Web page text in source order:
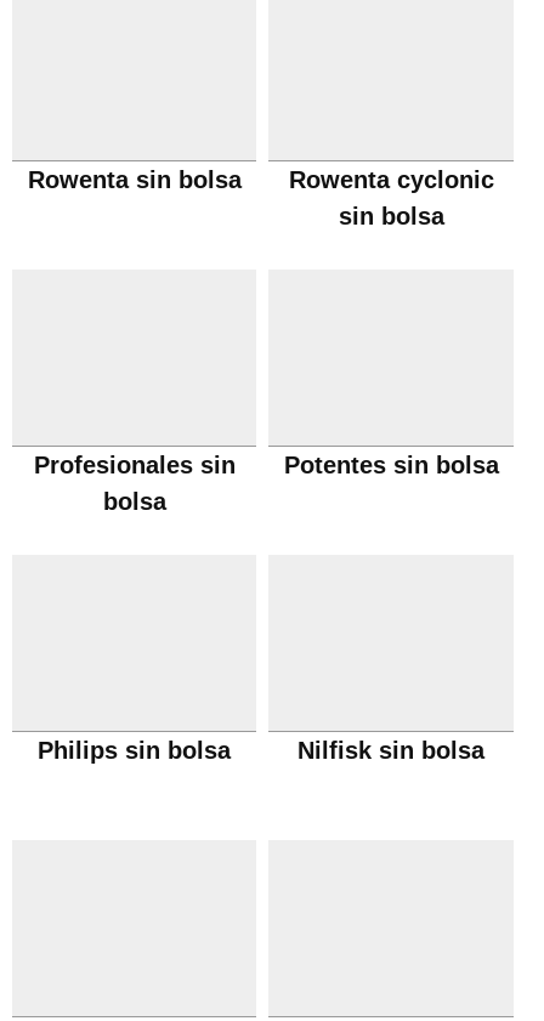
Rowenta sin bolsa
Rowenta cyclonic
sin bolsa
Profesionales sin
bolsa
Potentes sin bolsa
Philips sin bolsa Nilfisk sin bolsa